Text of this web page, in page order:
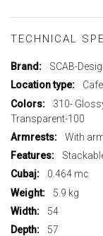
TECHNICAL
More
Information
SCAB-
310-
Transparent-100
With
0.464 mc
5.9 kg
54
57